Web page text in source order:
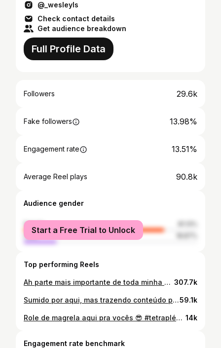
@_wesleyls
Check contact details
Get audience breakdown
Full Profile Data
Followers 29.6k
Fake followers 13.98%
Engagement rate 13.51%
Average Reel plays 90.8k
Audience gender
female
male
Start a Free Trial to Unlock
Top performing Reels
Ah parte mais importante de toda minha evolução depois de Deus, é minha mãe, sempre esteve comigo e fez com que eu chegasse onde estou, obrigado mãe, hoje e sempre será seu dia! @sabrina_zoschke Sem esquecer do meu técnico/treinador/irmão que Deus me deu, sem vocês nada disso que eu vivo seria possível!!! @eltonjrtreinador ❤️✨ 307.7k
Sumido por aqui, mas trazendo conteúdo pra vocês 🫶🏻✨ #tetraplegico #rotina59.1k
Role de magrela aqui pra vocês 😎 #tetraplégico #rotina 14k
Engagement rate benchmark